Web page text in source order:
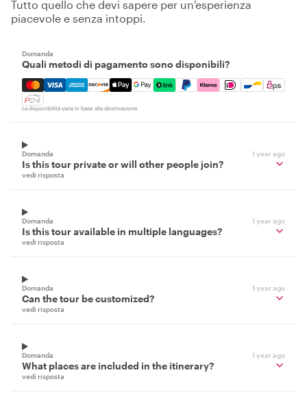
Tutto quello che devi sapere per un'esperienza
piacevole e senza intoppi.
Domanda
Quali metodi di pagamento sono disponibili?
Mastercard, Visa, Amex, Discover, Apple Pay, Google
La disponibilità varia in base alla destinazione
Domanda 1 year ago
Is this tour private or will other people join?
vedi risposta
Domanda 1 year ago
Is this tour available in multiple languages?
vedi risposta
Domanda 1 year ago
Can the tour be customized?
vedi risposta
Domanda 1 year ago
What places are included in the itinerary?
vedi risposta